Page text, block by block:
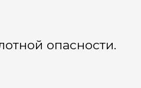
опасности.